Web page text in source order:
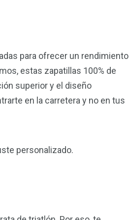
para ofrecer un rendimiento
estas zapatillas 100% de
superior y el diseño
en la carretera y no en tus
personalizado.